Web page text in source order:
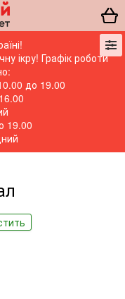
ікру! Графік роботи
до 19.00
19.00